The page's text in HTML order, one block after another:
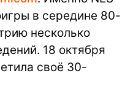
в середине 80-
несколько
18 октября
своё 30-